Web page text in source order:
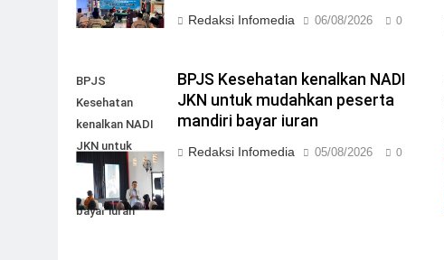
Redaksi Infomedia 06/08/2026 0
BPJS
Kesehatan
kenalkan NADI
JKN untuk
mudahkan
peserta mandiri
bayar iuran
BPJS Kesehatan kenalkan NADI
JKN untuk mudahkan peserta
mandiri bayar iuran
Redaksi Infomedia 05/08/2026 0